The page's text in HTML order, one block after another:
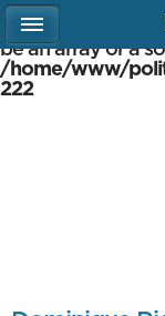
Warning
:
be an array or a
/home/www/
222